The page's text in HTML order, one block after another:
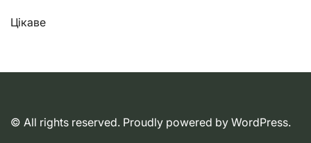
Цікаве
© All rights reserved. Proudly powered by WordPress.